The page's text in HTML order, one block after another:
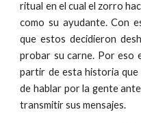
ritual en el cual el zorro
como su ayudante. Con
que estos decidieron
probar su carne. Por eso
partir de esta historia que
de hablar por la gente
transmitir sus mensajes.